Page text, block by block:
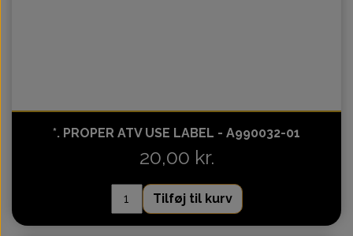
*. PROPER ATV USE LABEL - A990032-01
20,00 kr.
Tilføj til kurv